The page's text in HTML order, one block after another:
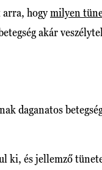
arra, hogymilyen
akár
daganatos
ki, és jellemző